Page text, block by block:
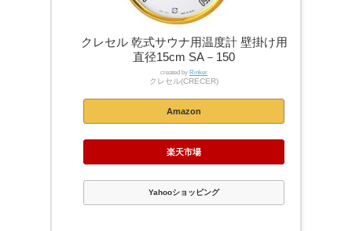
クレセル 乾式サウナ用温度計 壁掛け用
直径15cm SA－150
created by Rinker
クレセル(CRECER)
Amazon
楽天市場
Yahooショッピング